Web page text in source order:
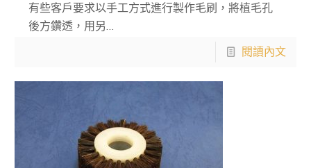
有些客戶要求以手工方式進行製作毛刷，將植毛孔
後方鑽透，用另…
閱讀內文